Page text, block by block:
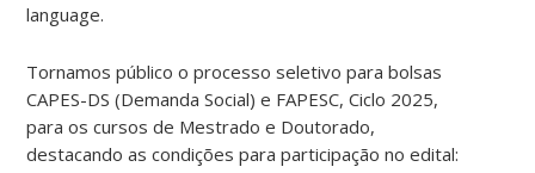
language.
Tornamos público o processo seletivo para bolsas
CAPES-DS (Demanda Social) e FAPESC, Ciclo 2025,
para os cursos de Mestrado e Doutorado,
destacando as condições para participação no edital: